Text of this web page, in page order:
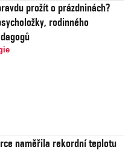
prožít o prázdninách?
rodinného
naměřila rekordní teplotu